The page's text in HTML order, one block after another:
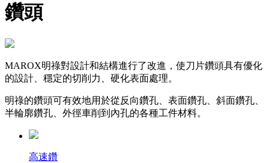
鑽頭
MAROX明祿對設計和結構進行了改進，使刀片鑽頭具有優化
的設計、穩定的切削力、硬化表面處理。
明祿的鑽頭可有效地用於從反向鑽孔、表面鑽孔、斜面鑽孔、
半輪廓鑽孔、外徑車削到內孔的各種工件材料。
高速鑽